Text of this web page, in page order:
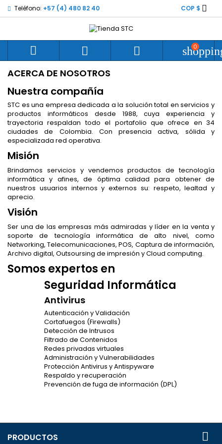
Teléfono: +57 (4) 480 82 40 COP $ 
   0
ACERCA DE NOSOTROS
Nuestra compañía
STC es una empresa dedicada a la solución total en servicios y
productos informáticos desde 1988, cuya experiencia y
trayectoria respaldan todo el portafolio que ofrece en 34
ciudades de Colombia. Con presencia activa, sólida y
especializada red operativa.
Misión
Brindamos servicios y vendemos productos de tecnología
informática y afines, de óptima calidad para obtener de
nuestros usuarios internos y externos su: respeto, lealtad y
aprecio.
Visión
Ser una de las empresas más admiradas y líder en la venta y
soporte de tecnología informática de alto nivel, como
Networking, Telecomunicaciones, POS, Captura de información,
Archivo digital, Outsoursing de impresión y Cloud computing.
Somos expertos en
Seguridad Informática
Antivirus
Autenticación y Validación
Cortafuegos (Firewalls)
Detección de Intrusos
Filtrado de Contenidos
Redes privadas virtuales
Administración y Vulnerabilidades
Protección Antivirus y Antispyware
Respaldo y recuperación
Prevención de fuga de información (DPL)
PRODUCTOS 